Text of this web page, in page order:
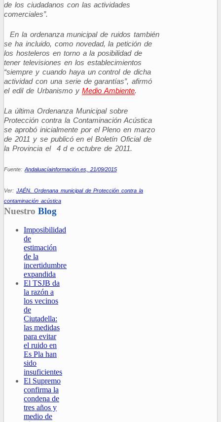
de los ciudadanos con las actividades
comerciales”.
En la ordenanza municipal de ruidos también
se ha incluido, como novedad, la petición de
los hosteleros en torno a la posibilidad de
tener televisiones en los establecimientos
“siempre y cuando haya un control de dicha
actividad con una serie de garantías”, afirmó
el edil de Urbanismo yMedio Ambiente.
La última Ordenanza Municipal sobre
Protección contra la Contaminación Acústica
se aprobó inicialmente por el Pleno en marzo
de 2011 y se publicó en el Boletín Oficial de
la Provincia el 4 d e octubre de 2011.
Fuente: Andaluacíainformación.es, 21/09/2015
Ver: JAÉN. Ordenana municipal de Protección contra la
contaminación acústica
Nuestro Blog
Imposibilidad
de
estimación
de la
incertidumbre
expandida
El TSJB da
la razón a
los vecinos
de
Ciutadella:
las medidas
para evitar
el ruido en
Es Pla han
sido
insuficientes
El Supremo
confirma la
condena de
tres años y
medio de